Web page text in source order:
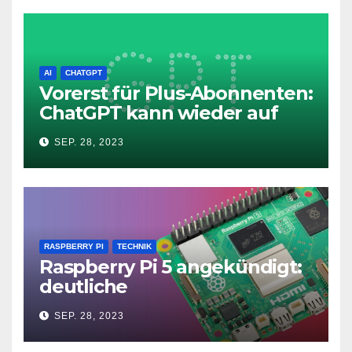
AI CHATGPT
Vorerst für Plus-Abonnenten:
ChatGPT kann wieder auf
das Internet zugreifen
SEP. 28, 2023
RASPBERRY PI TECHNIK
Raspberry Pi 5 angekündigt:
deutliche
Leistungssteigerung und bis
zu 2x 4K60
SEP. 28, 2023